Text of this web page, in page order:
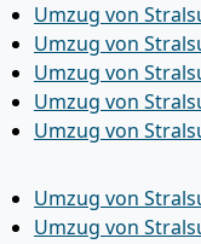
Umzug von
Umzug von
Umzug von
Umzug von
Umzug von
Umzug von
Umzug von